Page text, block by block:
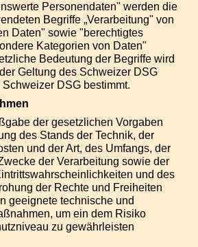
Personendaten" werden die
Begriffe „Verarbeitung" von
Daten" sowie "berechtigtes
Kategorien von Daten"
Bedeutung der Begriffe wird
Geltung des Schweizer DSG
DSG bestimmt.
der gesetzlichen Vorgaben
des Stands der Technik, der
und der Art, des Umfangs, der
der Verarbeitung sowie der
und des
der Rechte und Freiheiten
geeignete technische und
um ein dem Risiko
zu gewährleisten